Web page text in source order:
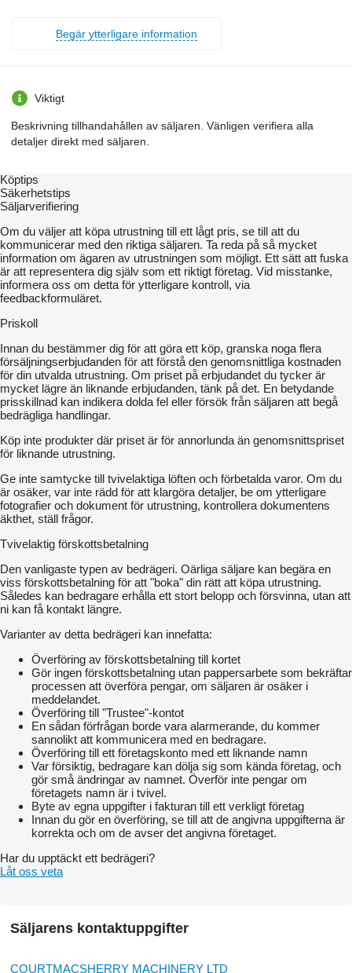
Begär ytterligare information
Viktigt
Beskrivning tillhandahållen av säljaren. Vänligen verifiera alla
detaljer direkt med säljaren.
Köptips
Säkerhetstips
Säljarverifiering
Om du väljer att köpa utrustning till ett lågt pris, se till att du
kommunicerar med den riktiga säljaren. Ta reda på så mycket
information om ägaren av utrustningen som möjligt. Ett sätt att fuska
är att representera dig själv som ett riktigt företag. Vid misstanke,
informera oss om detta för ytterligare kontroll, via
feedbackformuläret.
Priskoll
Innan du bestämmer dig för att göra ett köp, granska noga flera
försäljningserbjudanden för att förstå den genomsnittliga kostnaden
för din utvalda utrustning. Om priset på erbjudandet du tycker är
mycket lägre än liknande erbjudanden, tänk på det. En betydande
prisskillnad kan indikera dolda fel eller försök från säljaren att begå
bedrägliga handlingar.
Köp inte produkter där priset är för annorlunda än genomsnittspriset
för liknande utrustning.
Ge inte samtycke till tvivelaktiga löften och förbetalda varor. Om du
är osäker, var inte rädd för att klargöra detaljer, be om ytterligare
fotografier och dokument för utrustning, kontrollera dokumentens
äkthet, ställ frågor.
Tvivelaktig förskottsbetalning
Den vanligaste typen av bedrägeri. Oärliga säljare kan begära en
viss förskottsbetalning för att "boka" din rätt att köpa utrustning.
Således kan bedragare erhålla ett stort belopp och försvinna, utan att
ni kan få kontakt längre.
Varianter av detta bedrägeri kan innefatta:
Överföring av förskottsbetalning till kortet
Gör ingen förskottsbetalning utan pappersarbete som bekräftar
processen att överföra pengar, om säljaren är osäker i
meddelandet.
Överföring till "Trustee"-kontot
En sådan förfrågan borde vara alarmerande, du kommer
sannolikt att kommunicera med en bedragare.
Överföring till ett företagskonto med ett liknande namn
Var försiktig, bedragare kan dölja sig som kända företag, och
gör små ändringar av namnet. Överför inte pengar om
företagets namn är i tvivel.
Byte av egna uppgifter i fakturan till ett verkligt företag
Innan du gör en överföring, se till att de angivna uppgifterna är
korrekta och om de avser det angivna företaget.
Har du upptäckt ett bedrägeri?
Låt oss veta
Säljarens kontaktuppgifter
COURTMACSHERRY MACHINERY LTD